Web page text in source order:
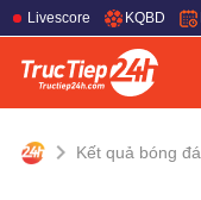
Livescore KQBD
Kết quả bóng đá